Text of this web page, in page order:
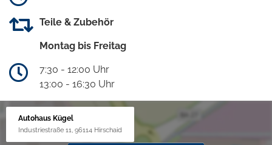
Teile & Zubehör
Montag bis Freitag
7:30 - 12:00 Uhr
13:00 - 16:30 Uhr
Autohaus Kügel
Industriestraße 11, 96114 Hirschaid